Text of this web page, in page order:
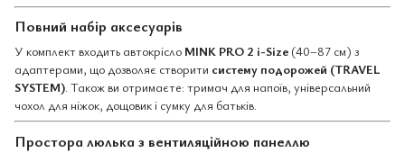
Повний набір аксесуарів
У комплект входить автокрісло MINK PRO 2 i-Size (40–87 см) з
адаптерами, що дозволяє створити систему подорожей (TRAVEL
SYSTEM). Також ви отримаєте: тримач для напоїв, універсальний
чохол для ніжок, дощовик і сумку для батьків.
Простора люлька з вентиляційною панеллю